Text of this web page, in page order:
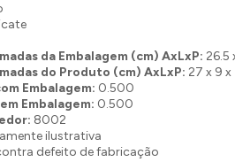
da Embalagem (cm) AxLxP: 26.5
do Produto (cm) AxLxP: 27 x 9 x
Embalagem: 0.500
Embalagem: 0.500
8002
ilustrativa
defeito de fabricação